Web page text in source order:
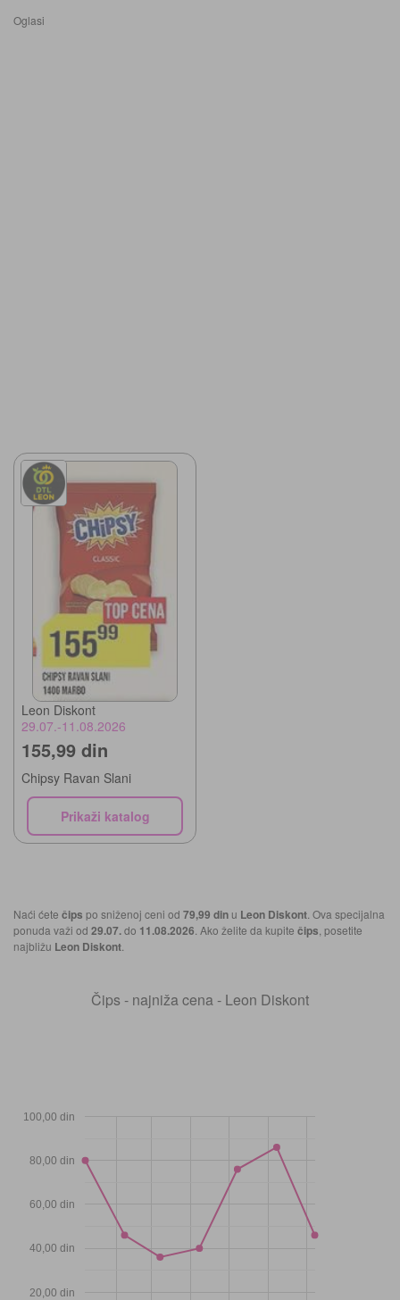
Oglasi
Leon Diskont
29.07.-11.08.2026
155,99 din
Chipsy Ravan Slani
Prikaži katalog
Naći ćete čips po sniženoj ceni od 79,99 din u Leon Diskont . Ova specijalna
ponuda važi od 29.07.do 11.08.2026 . Ako želite da kupite čips , posetite
najbližu Leon Diskont
Čips - najniža cena - Leon Diskont
20,00 din
40,00 din
60,00 din
80,00 din
100,00 din